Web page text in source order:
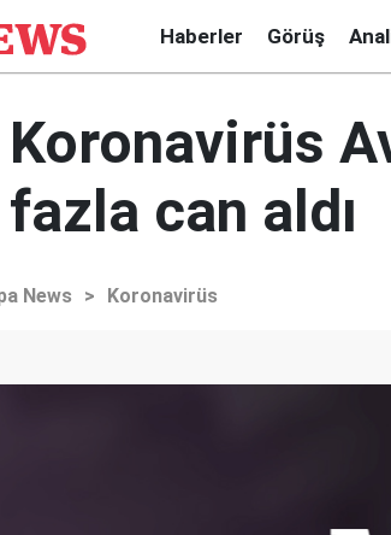
Haberler Görüş
Koronavirüs
fazla can aldı
News > Koronavirüs